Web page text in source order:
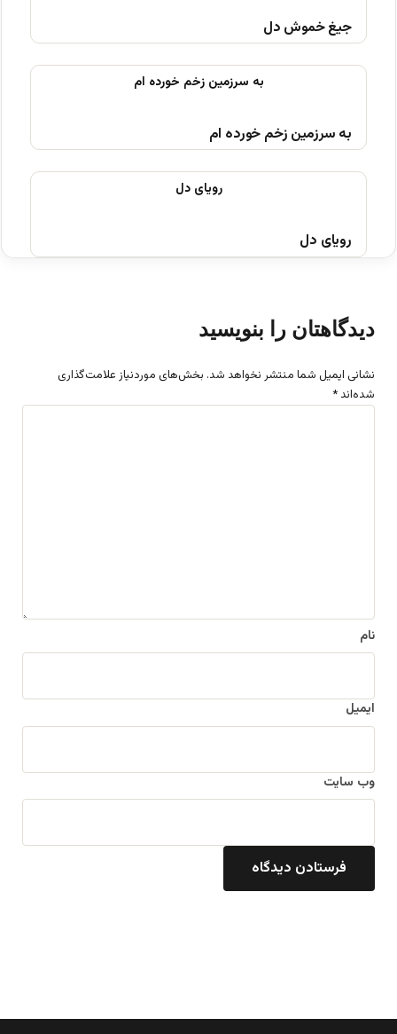
جیغ خموش دل
به سرزمین زخم خورده ام
رویای دل
دیدگاهتان را بنویسید
نشانی ایمیل شما منتشر نخواهد شد. بخش‌های موردنیاز علامت‌گذاری
شده‌اند *
نام
ایمیل
وب‌ سایت